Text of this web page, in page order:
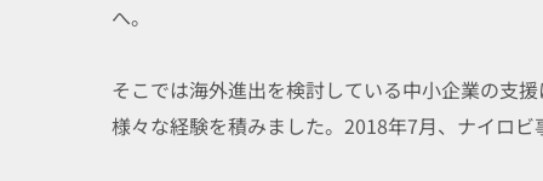
へ。
そこでは海外進出を検討している中小企業の支
様々な経験を積みました。2018年7月、ナイロ